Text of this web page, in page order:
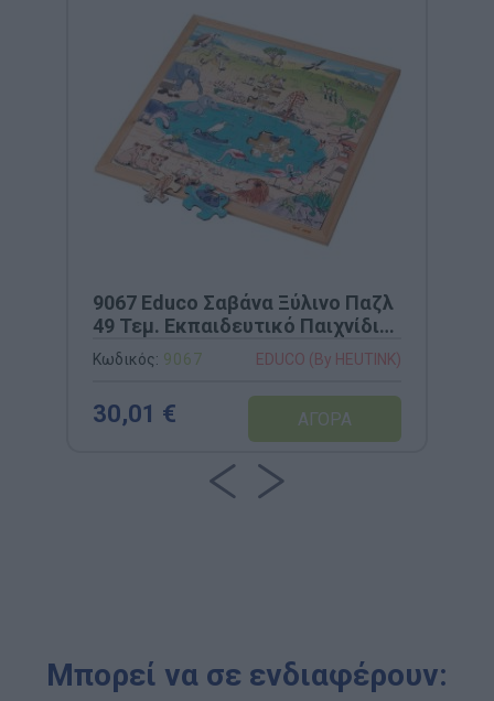
9067 Educo Σαβάνα Ξύλινο Παζλ
49 Τεμ. Εκπαιδευτικό Παιχνίδι
Ζώων
Κωδικός: 9067 EDUCO (By HEUTINK)
30,01 €
Μπορεί να σε ενδιαφέρουν: